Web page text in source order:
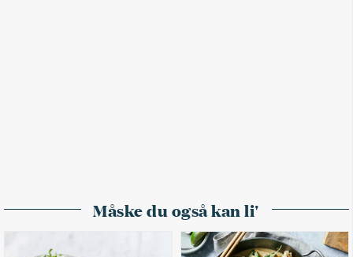
Måske du også kan li'